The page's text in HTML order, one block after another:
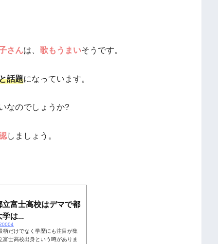
さんは、 歌もうまいそうです。
話題になっています。
なのでしょうか?
しましょう。
富士高校はデマで都
学は...
柄だけでなく学歴にも注目が集
士高校出身という噂がありま